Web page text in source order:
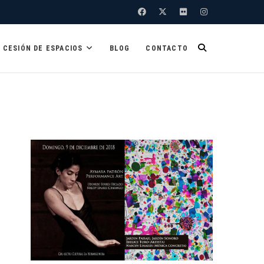
Facebook
Twitter
FlickrInstagram
CESIÓN DE ESPACIOS BLOG CONTACTO